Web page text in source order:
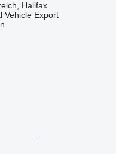
Halifax
Vehicle Export